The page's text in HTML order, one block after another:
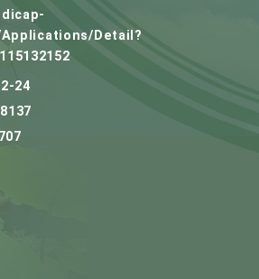
Detail?
24